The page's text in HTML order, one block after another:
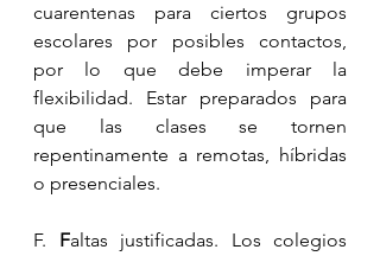
cuarentenas para ciertos grupos
escolares por posibles contactos,
por lo que debe imperar la
flexibilidad. Estar preparados para
que las clases se tornen
repentinamente a remotas, híbridas
o presenciales.
F. Faltas justificadas. Los colegios